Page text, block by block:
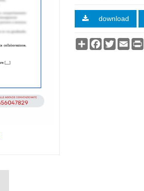
download
CondividiFacebook
TwitterEmail